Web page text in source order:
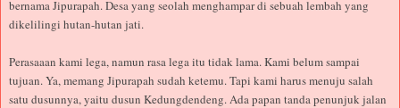
bernama Jipurapah. Desa yang seolah menghampar di sebuah lembah yang
dikelilingi hutan-hutan jati.
Perasaaan kami lega, namun rasa lega itu tidak lama. Kami belum sampai
tujuan. Ya, memang Jipurapah sudah ketemu. Tapi kami harus menuju salah
satu dusunnya, yaitu dusun Kedungdendeng. Ada papan tanda penunjuk jalan